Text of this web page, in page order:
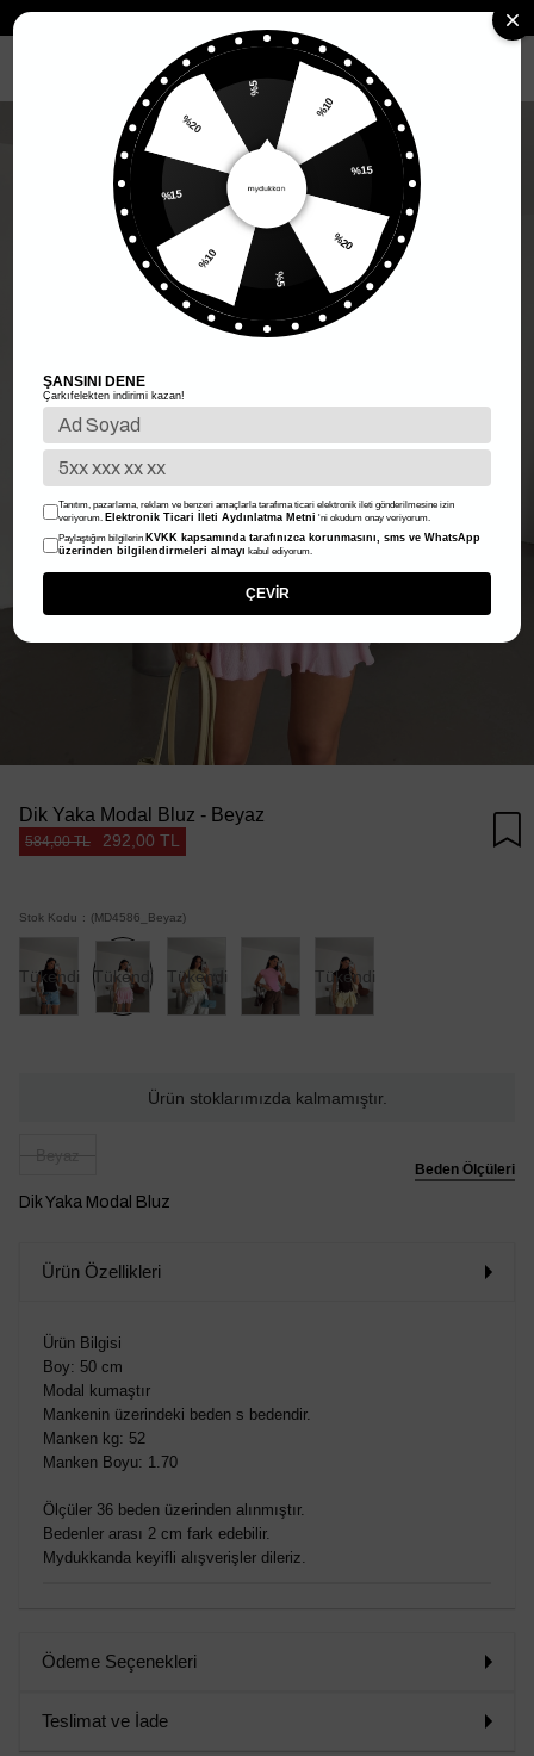
Kadın Üst Giyim Kısa Kol
Dik Yaka Modal Bluz - Beyaz
584,00 TL 292,00 TL
Stok Kodu (MD4586_Beyaz)
Tükendi Tükendi Tükendi Tükendi
Ürün stoklarımızda kalmamıştır.
Beden Ölçüleri
Dik Yaka Modal Bluz
Ürün Özellikleri
Ürün Bilgisi
Boy: 50 cm
Modal kumaştır
Mankenin üzerindeki beden s bedendir.
Manken kg: 52
Manken Boyu: 1.70
Ölçüler 36 beden üzerinden alınmıştır.
Bedenler arası 2 cm fark edebilir.
Mydukkanda keyifli alışverişler dileriz.
Ödeme Seçenekleri
Teslimat ve İade
%5
%10
%15
%20
%5
%10
%15
%20
ŞANSINI DENE
Çarkıfelekten indirimi kazan!
Tanıtım, pazarlama, reklam ve benzeri amaçlarla tarafıma ticari elektronik ileti gönderilmesine izin
veriyorum. Elektronik Ticari İleti Aydınlatma Metni 'ni okudum onay veriyorum.
Paylaştığım bilgilerin KVKK kapsamında tarafınızca korunmasını, sms ve WhatsApp
üzerinden bilgilendirmeleri almayı kabul ediyorum.
ÇEVİR